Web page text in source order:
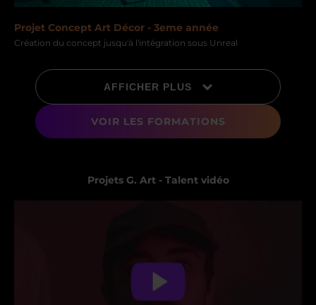
Projet Concept Art Décor - 3eme année
Création du concept jusqu'à l'intégration sous Unreal
AFFICHER PLUS
VOIR LES FORMATIONS
Projets G. Art - Talent vidéo